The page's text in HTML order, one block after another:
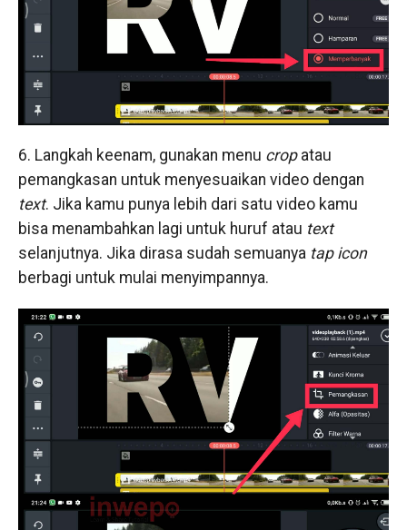
6. Langkah keenam, gunakan menu cropatau
pemangkasan untuk menyesuaikan video dengan
text. Jika kamu punya lebih dari satu video kamu
bisa menambahkan lagi untuk huruf atau text
selanjutnya. Jika dirasa sudah semuanya tap icon
berbagi untuk mulai menyimpannya.